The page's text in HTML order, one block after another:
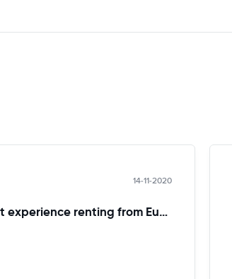
14-11-2020
It was a great experience renting from Europcar